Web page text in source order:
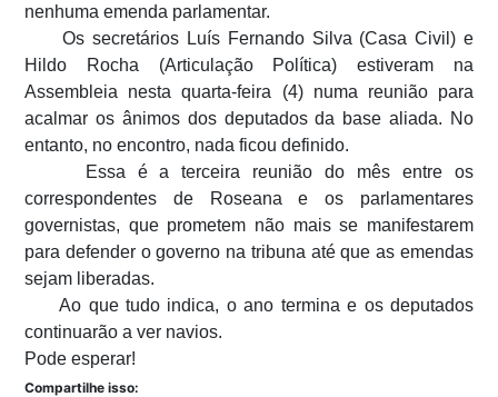
nenhuma emenda parlamentar.
Os secretários Luís Fernando Silva (Casa Civil) e
Hildo Rocha (Articulação Política) estiveram na
Assembleia nesta quarta-feira (4) numa reunião para
acalmar os ânimos dos deputados da base aliada. No
entanto, no encontro, nada ficou definido.
Essa é a terceira reunião do mês entre os
correspondentes de Roseana e os parlamentares
governistas, que prometem não mais se manifestarem
para defender o governo na tribuna até que as emendas
sejam liberadas.
Ao que tudo indica, o ano termina e os deputados
continuarão a ver navios.
Pode esperar!
Compartilhe isso: